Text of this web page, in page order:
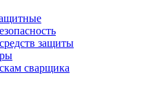
защиты
сварщика